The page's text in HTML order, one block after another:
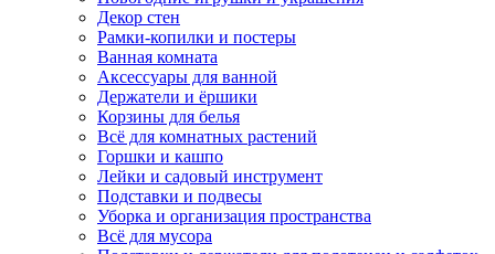
Декор стен
Рамки-копилки и постеры
Ванная комната
Аксессуары для ванной
Держатели и ёршики
Корзины для белья
Всё для комнатных растений
Горшки и кашпо
Лейки и садовый инструмент
Подставки и подвесы
Уборка и организация пространства
Всё для мусора